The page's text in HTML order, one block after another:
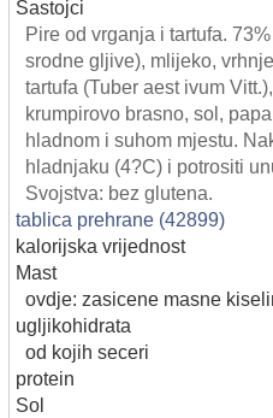
Sastojci
Pire od vrganja i tartufa.
srodne gljive), mlijeko,
tartufa (Tuber aest ivum
krumpirovo brasno, sol,
hladnom i suhom mjestu.
hladnjaku (4?C) i potrositi
Svojstva: bez glutena.
tablica prehrane (42899)
kalorijska vrijednost
Mast
ovdje: zasicene masne
ugljikohidrata
od kojih seceri
protein
Sol